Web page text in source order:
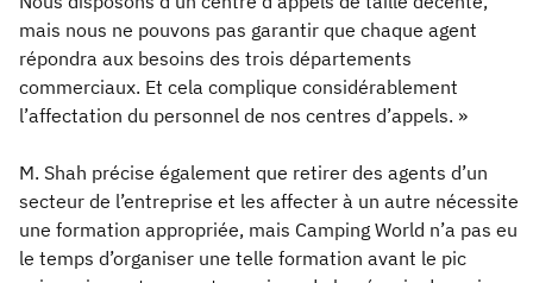
mais nous ne pouvons pas garantir que chaque agent
répondra aux besoins des trois départements
commerciaux. Et cela complique considérablement
l’affectation du personnel de nos centres d’appels. »
M. Shah précise également que retirer des agents d’un
secteur de l’entreprise et les affecter à un autre nécessite
une formation appropriée, mais Camping World n’a pas eu
le temps d’organiser une telle formation avant le pic